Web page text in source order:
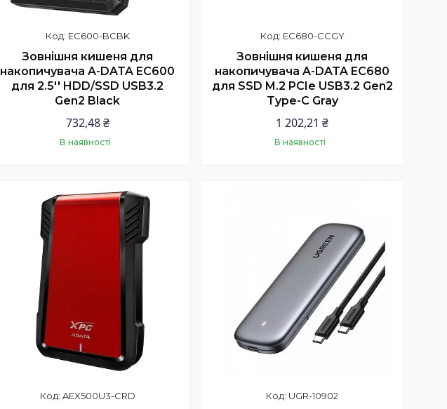
EC600-BCBK
Зовнішня кишеня для
накопичувача A-DATA EC600
для 2.5'' HDD/SSD USB3.2
Gen2 Black
732,48 ₴
В наявності
EC680-CCGY
Зовнішня кишеня для
накопичувача A-DATA EC680
для SSD M.2 PCIe USB3.2 Gen2
Type-C Gray
1 202,21 ₴
В наявності
AEX500U3-CRD UGR-10902